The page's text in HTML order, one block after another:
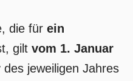
die für ein
gilt vom 1. Januar
des jeweiligen Jahres